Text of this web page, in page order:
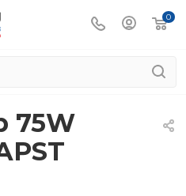
0
75W